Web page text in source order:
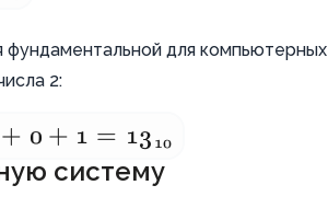
фундаментальной для компьютерных
2:
+ 0 + 1 = 13 10
систему